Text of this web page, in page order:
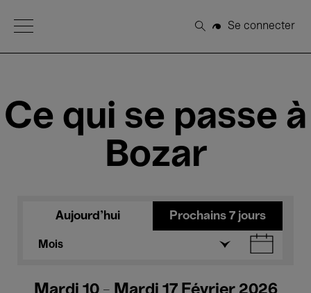
Open Menu
Rechercher
Se connecter
Ce qui se passe à
Bozar
Aujourd'hui Prochains 7 jours
Mois